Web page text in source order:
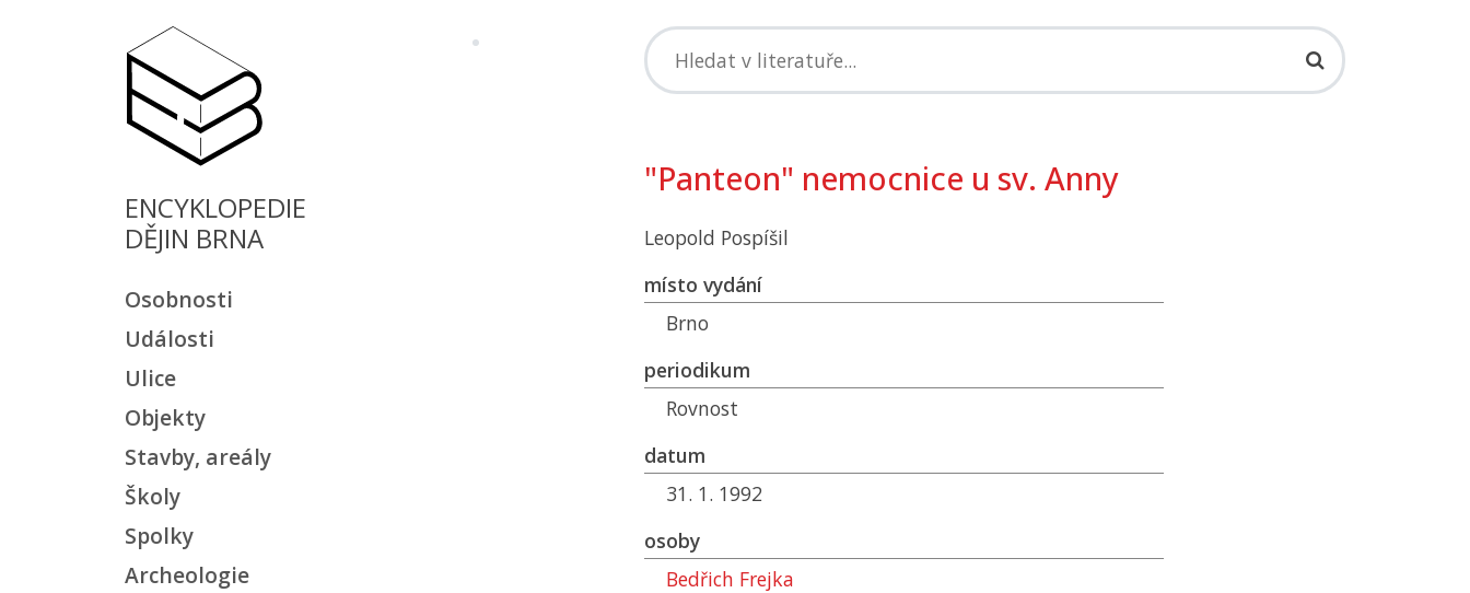
ENCYKLOPEDIE
DĚJIN BRNA
Osobnosti
Události
Ulice
Objekty
Stavby, areály
Školy
Spolky
Archeologie
"Panteon" nemocnice u sv. Anny
Leopold Pospíšil
místo vydání
Brno
periodikum
Rovnost
datum
31. 1. 1992
osoby
Bedřich Frejka